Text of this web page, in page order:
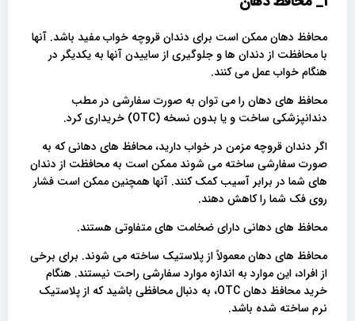
محافظ دهان ممکن است برای دندان قروچه خواب مفید باشد. آنها
با محافظت از دندان ها و جلوگیری از ساییدن آنها به یکدیگر در
هنگام خواب عمل می کنند.
محافظ های دهان را می توان به صورت سفارشی در مطب
دندانپزشکی ساخت و یا بدون نسخه (OTC) خریداری کرد.
اگر دندان قروچه مزمن در خواب دارید، محافظ های دهانی که به
صورت سفارشی ساخته می شوند ممکن است به محافظت از دندان
های شما در برابر آسیب کمک کنند. آنها همچنین ممکن است فشار
روی فک شما را کاهش دهند.
محافظ های دهانی دارای ضخامت های متفاوتی هستند.
محافظ های دهان معمولاً از پلاستیک ساخته می شوند. برای برخی
از افراد، این موارد به اندازه موارد سفارشی راحت نیستند. هنگام
خرید محافظ دهان OTC، به دنبال محافظی باشید که از پلاستیک
نرم ساخته شده باشد.